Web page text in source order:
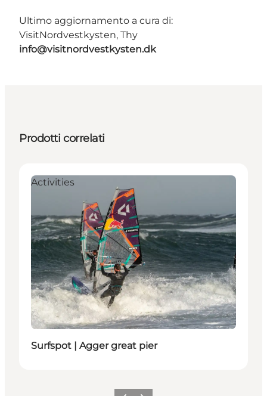
Ultimo aggiornamento a cura di:
VisitNordvestkysten, Thy
info@visitnordvestkysten.dk
Prodotti correlati
Activities
Surfspot | Agger great pier